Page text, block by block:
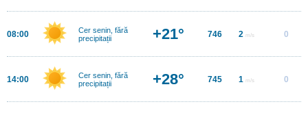
08:00
Cer senin, fără
precipitații
+21° 746 2 m/s 0
14:00
Cer senin, fără
precipitații
+28° 745 1 m/s 0